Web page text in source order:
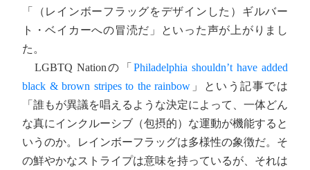
「（レインボーフラッグをデザインした）ギルバー
ト・ベイカーへの冒涜だ」といった声が上がりまし
た。
LGBTQ Nationの「 Philadelphia shouldn’t have added
black & brown stripes to the rainbow 」という記事では
「誰もが異議を唱えるような決定によって、一体どん
な真にインクルーシブ（包摂的）な運動が機能すると
いうのか。レインボーフラッグは多様性の象徴だ。そ
の鮮やかなストライプは意味を持っているが、それは